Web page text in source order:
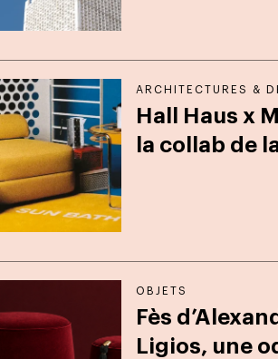
ARCHITECTURES &
Hall Haus x
la collab de
OBJETS
Fès
Ligios, une